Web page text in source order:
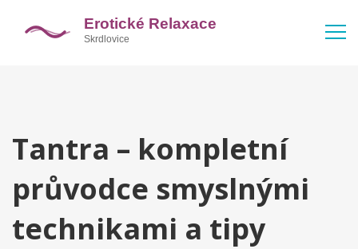
Tantra – kompletní
průvodce smyslnými
technikami a tipy